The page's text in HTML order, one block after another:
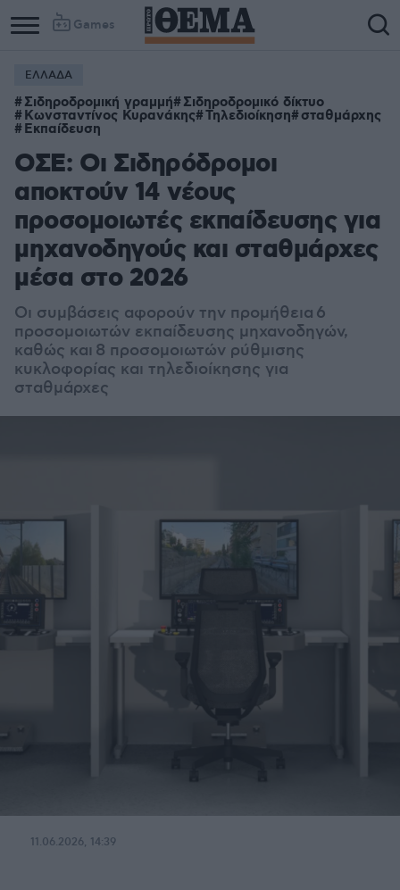
Games
ΕΛΛΑΔΑ
Σιδηροδρομική γραμμή Σιδηροδρομικό δίκτυο
Κωνσταντίνος Κυρανάκης Τηλεδιοίκηση σταθμάρχης
Εκπαίδευση
ΟΣΕ: Οι Σιδηρόδρομοι
αποκτούν 14 νέους
προσομοιωτές εκπαίδευσης για
μηχανοδηγούς και σταθμάρχες
μέσα στο 2026
Οι συμβάσεις αφορούν την προμήθεια 6
προσομοιωτών εκπαίδευσης μηχανοδηγών,
καθώς και 8 προσομοιωτών ρύθμισης
κυκλοφορίας και τηλεδιοίκησης για
σταθμάρχες
11.06.2026, 14:39